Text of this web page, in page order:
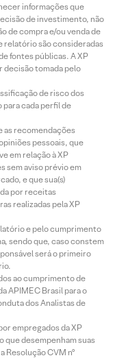
informações que
de investimento, não
de compra e/ou venda de
relatório são consideradas
fontes públicas. A XP
decisão tomada pelo
de risco dos
cada perfil de
as recomendações
pessoais, que
em relação à XP
sem aviso prévio em
e que sua(s)
por receitas
realizadas pela XP
e pelo cumprimento
sendo que, caso constem
será o primeiro
ao cumprimento de
APIMEC Brasil para o
dos Analistas de
empregados da XP
que desempenham suas
Resolução CVM nº